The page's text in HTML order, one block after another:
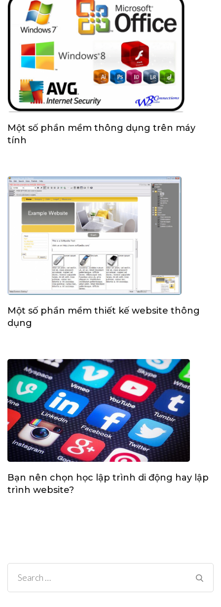
Một số phần mềm thông dụng trên máy
tính
Một số phần mềm thiết kế website thông
dụng
Bạn nên chọn học lập trình di động hay lập
trình website?
Search
for: